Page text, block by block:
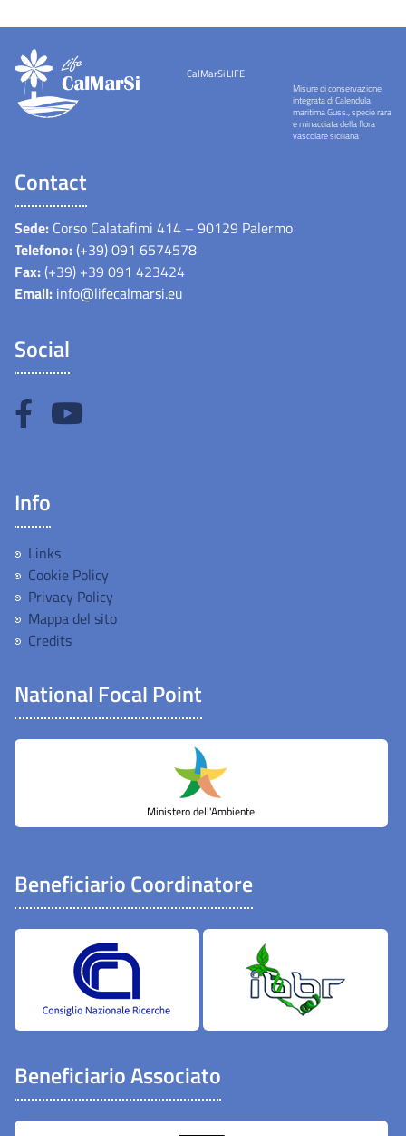
CalMarSi LIFE
Misure di conservazione
integrata di Calendula
maritima Guss., specie rara
e minacciata della flora
vascolare siciliana
Contact
Sede: Corso Calatafimi 414 – 90129 Palermo
Telefono:(+39) 091 6574578
Fax:(+39) +39 091 423424
Email: info@lifecalmarsi.eu
Social
Info
Links
Cookie Policy
Privacy Policy
Mappa del sito
Credits
National Focal Point
Ministero dell'Ambiente
Beneficiario Coordinatore
Beneficiario Associato